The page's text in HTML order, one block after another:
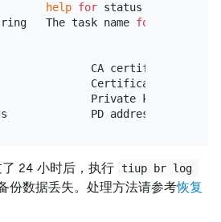
help for status
The task name
for
CA certificate path
Certificate path
Private key path
24 小时后，执行 tiup br log
份数据丢失。处理方法请参考恢复